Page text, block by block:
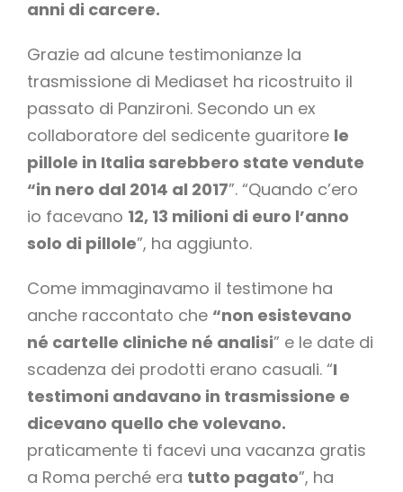
anni di carcere.
Grazie ad alcune testimonianze la
trasmissione di Mediaset ha ricostruito il
passato di Panzironi. Secondo un ex
collaboratore del sedicente guaritore le
pillole in Italia sarebbero state vendute
“in nero dal 2014 al 2017”. “Quando c’ero
io facevano 12, 13 milioni di euro l’anno
solo di pillole”, ha aggiunto.
Come immaginavamo il testimone ha
anche raccontato che “non esistevano
né cartelle cliniche né analisi” e le date di
scadenza dei prodotti erano casuali. “I
testimoni andavano in trasmissione e
dicevano quello che volevano.
praticamente ti facevi una vacanza gratis
a Roma perché era tutto pagato”, ha